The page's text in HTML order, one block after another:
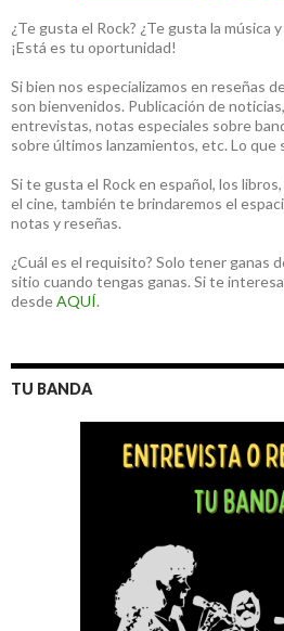
¿Te gusta el Rock? ¿Te gusta la música
¡Está es tu oportunidad!
Si bien nos especializamos en reseñas
son bienvenidos. Publicación de
entrevistas, notas especiales sobre
sobre últimos lanzamientos, etc. Lo que
Si te gusta el Rock en español, los
el cine, también te brindaremos el
notas y reseñas.
¿Cuál es el requisito? Solo tener ganas
sitio cuando tengas ganas. Si te interesa
desdeAQUÍ.
TU BANDA